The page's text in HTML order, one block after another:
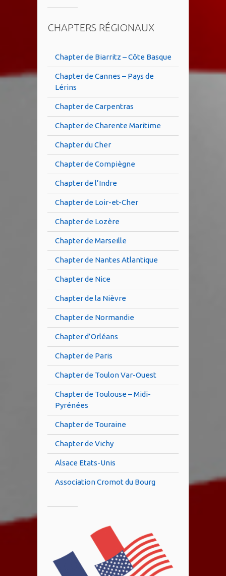
CHAPTERS RÉGIONAUX
Chapter de Biarritz – Côte Basque
Chapter de Cannes – Pays de
Lérins
Chapter de Carpentras
Chapter de Charente Maritime
Chapter du Cher
Chapter de Compiègne
Chapter de l’Indre
Chapter de Loir-et-Cher
Chapter de Lozère
Chapter de Marseille
Chapter de Nantes Atlantique
Chapter de Nice
Chapter de la Nièvre
Chapter de Normandie
Chapter d’Orléans
Chapter de Paris
Chapter de Toulon Var-Ouest
Chapter de Toulouse – Midi-
Pyrénées
Chapter de Touraine
Chapter de Vichy
Alsace Etats-Unis
Association Cromot du Bourg